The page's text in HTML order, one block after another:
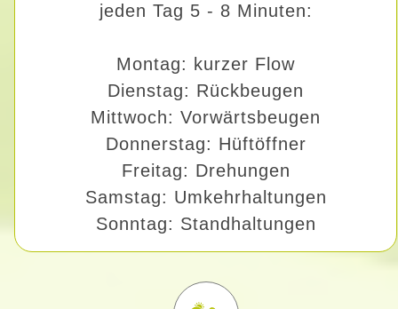
jeden Tag 5 - 8 Minuten:
Montag: kurzer Flow
Dienstag: Rückbeugen
Mittwoch: Vorwärtsbeugen
Donnerstag: Hüftöffner
Freitag: Drehungen
Samstag: Umkehrhaltungen
Sonntag: Standhaltungen